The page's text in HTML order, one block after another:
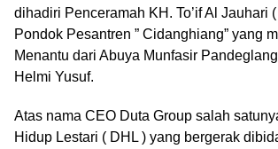
dihadiri Penceramah KH. To’if Al Jauhari
Pondok Pesantren ” Cidanghiang” yang
Menantu dari Abuya Munfasir
Helmi Yusuf.
Atas nama CEO Duta Group salah
Hidup Lestari ( DHL ) yang bergerak